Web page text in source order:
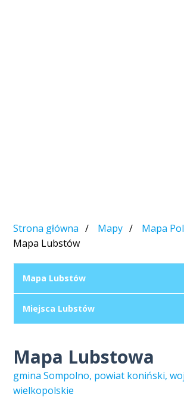
Strona główna Mapy
Mapa
Mapa Lubstów
Mapa Lubstów
Miejsca Lubstów
Mapa Lubstowa
gmina Sompolno, powiat koniński,
wielkopolskie